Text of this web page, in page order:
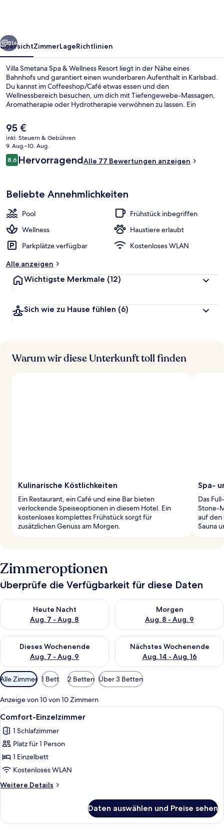
Weiter
51+
ÜbersichtZimmerLageRichtlinien
Villa Smetana Spa & Wellness Resort liegt in der Nähe eines
Bahnhofs und garantiert einen wunderbaren Aufenthalt in Karlsbad.
Du kannst im Coffeeshop/Café etwas essen und den
Wellnessbereich besuchen, um dich mit Tiefengewebe-Massagen,
Aromatherapie oder Hydrotherapie verwöhnen zu lassen. Ein
Angebot.
Der
aktuelle
Preis
beträgt
95 €.
95 €
inkl. Steuern & Gebühren
9. Aug.–10. Aug.
Bewertungen
8,68,6 von 10.
HervorragendAlle 77 Bewertungen anzeigen
Beliebte Annehmlichkeiten
Pool
Frühstück inbegriffen
Wellness
Haustiere erlaubt
Parkplätze verfügbar
Kostenloses WLAN
Alle anzeigen
Wichtigste Merkmale (12)
Sich wie zu Hause fühlen (6)
Warum wir diese Unterkunft toll finden
Kulinarische Köstlichkeiten
Ein Restaurant, ein Café und eine Bar bieten
verlockende Speiseoptionen in diesem Hotel. Ein
kostenloses komplettes Frühstück sorgt für
zusätzlichen Genuss am Morgen.
Spa-
Das
Stone-
auf den
Sauna
Zimmeroptionen
Überprüfe die Verfügbarkeit für diese Daten
Heute Nacht
Aug. 7 - Aug. 8
Überprüfe die Verfügbarkeit für heute Nacht, Aug. 7 - Aug. 8.
Morgen
Aug. 8 - Aug. 9
Überprüfe die Verfügbarkeit
Dieses Wochenende
Aug. 7 - Aug. 9
Überprüfe die Verfügbarkeit für dieses Wochenende, Aug. 7
Nächstes Wochenende
Aug. 14 - Aug. 16
Überprüfe die Verfügbarkeit
Verfügbare
Filter
für
Zimmer
Alle Zimmer 1 Bett 2 Betten Über 3 Betten
Anzeige von 10 von 10 Zimmern
Alle
Fotos
für
Comfort-
Einzelzimmer
anzeigen
Ein Hotelzimmer mit Bett,
5
Comfort-Einzelzimmer
1 Schlafzimmer
Platz für 1 Person
1 Einzelbett
Kostenloses WLAN
Weitere Details
Weitere
Einzelzimmer
Daten auswählen und Preise sehen